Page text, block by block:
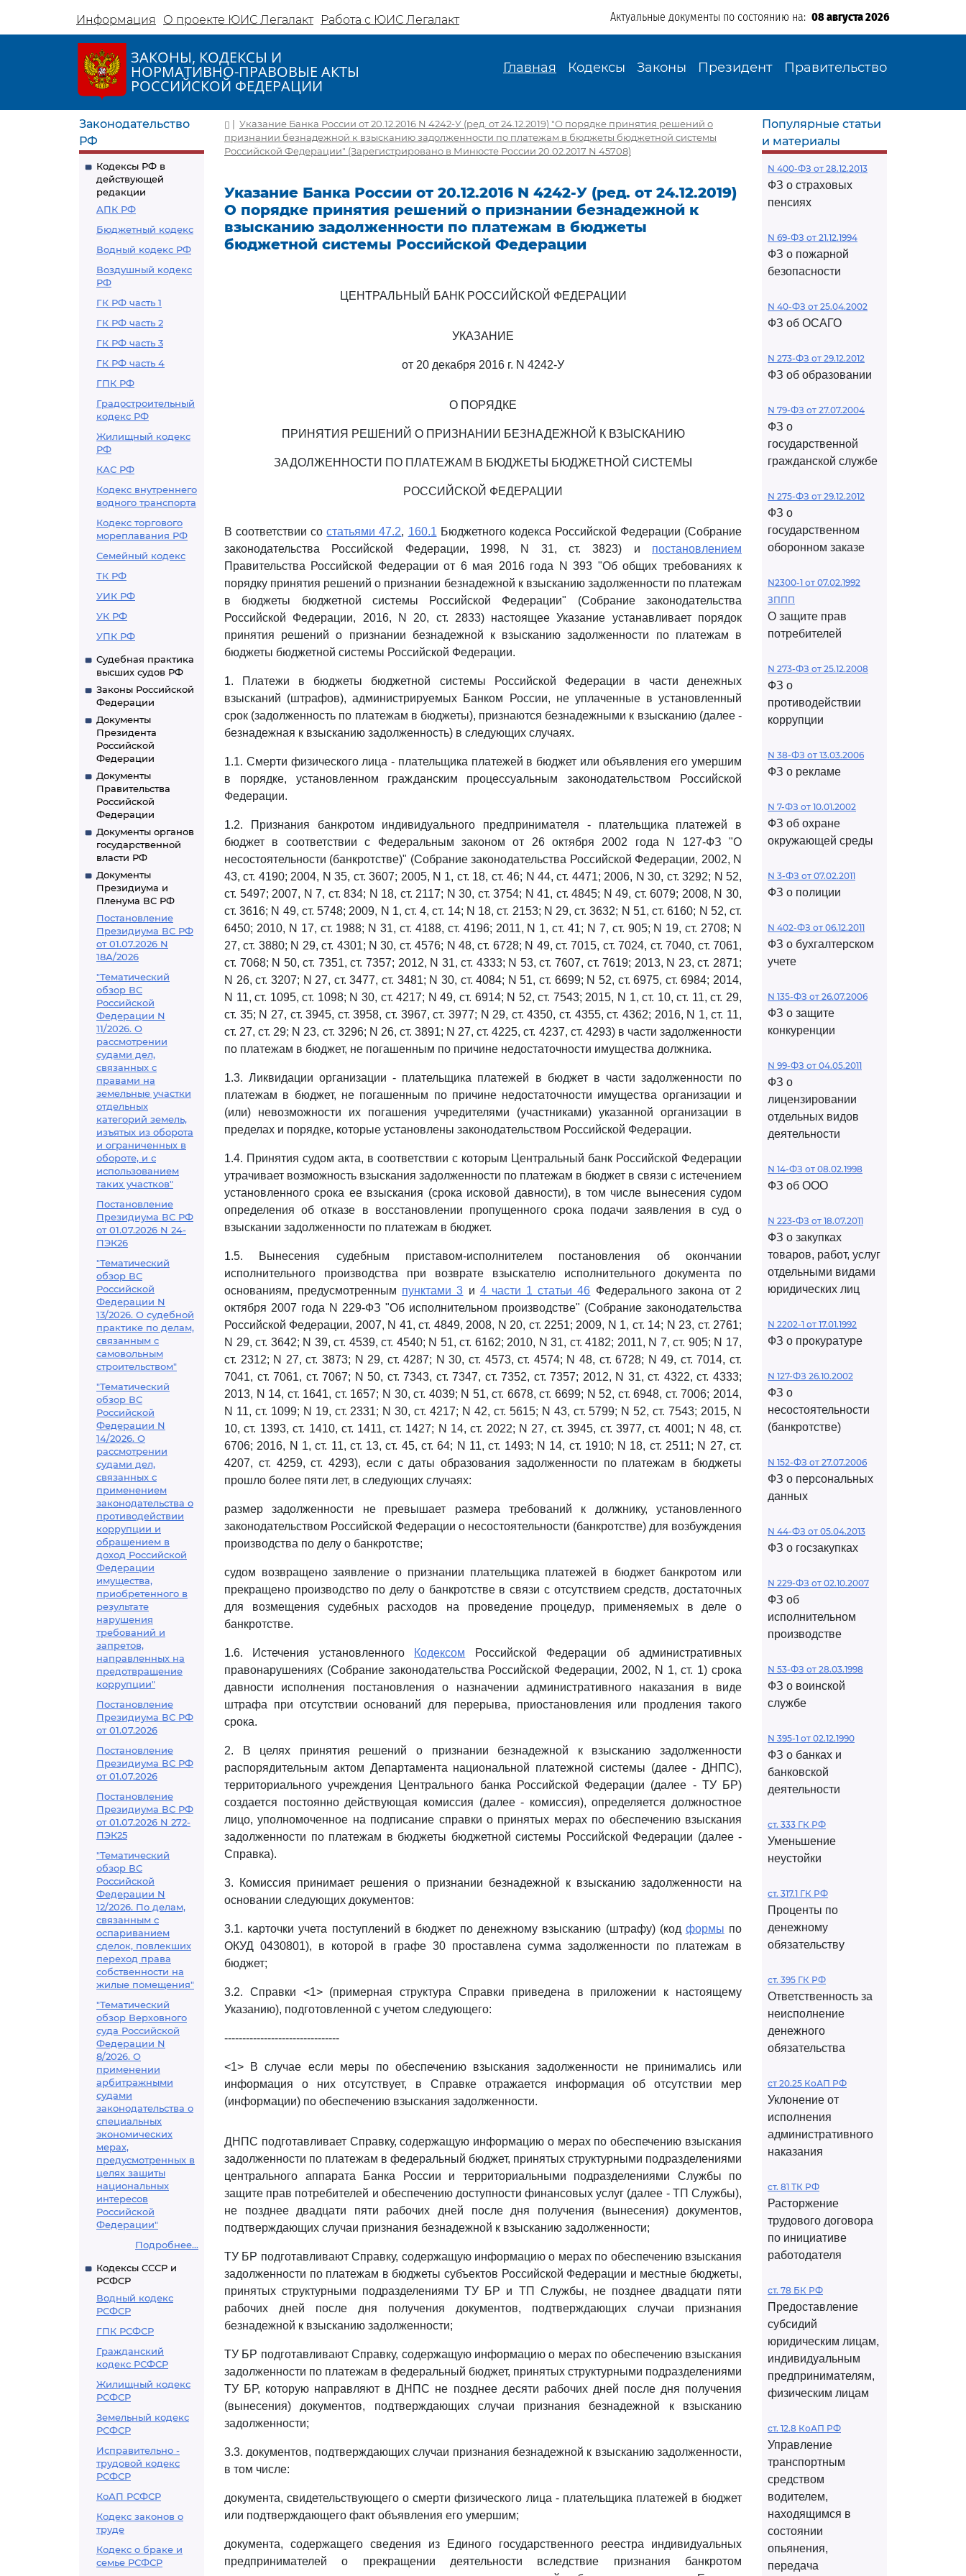
Информация О проекте ЮИС Легалакт Работа с ЮИС Легалакт Актуальные документы по состоянию на: 08 августа 2026
ЗАКОНЫ, КОДЕКСЫ И
НОРМАТИВНО-ПРАВОВЫЕ АКТЫ
РОССИЙСКОЙ ФЕДЕРАЦИИ
Главная Кодексы Законы Президент Правительство
Законодательство
РФ
Кодексы РФ в
действующей
редакции
АПК РФ
Бюджетный кодекс
Водный кодекс РФ
Воздушный кодекс
РФ
ГК РФ часть 1
ГК РФ часть 2
ГК РФ часть 3
ГК РФ часть 4
ГПК РФ
Градостроительный
кодекс РФ
Жилищный кодекс
РФ
КАС РФ
Кодекс внутреннего
водного транспорта
Кодекс торгового
мореплавания РФ
Семейный кодекс
ТК РФ
УИК РФ
УК РФ
УПК РФ
Судебная практика
высших судов РФ
Законы Российской
Федерации
Документы
Президента
Российской
Федерации
Документы
Правительства
Российской
Федерации
Документы органов
государственной
власти РФ
Документы
Президиума и
Пленума ВС РФ
Постановление
Президиума ВС РФ
от 01.07.2026 N
18А/2026
"Тематический
обзор ВС
Российской
Федерации N
11/2026. О
рассмотрении
судами дел,
связанных с
правами на
земельные участки
отдельных
категорий земель,
изъятых из оборота
и ограниченных в
обороте, и с
использованием
таких участков"
Постановление
Президиума ВС РФ
от 01.07.2026 N 24-
ПЭК26
"Тематический
обзор ВС
Российской
Федерации N
13/2026. О судебной
практике по делам,
связанным с
самовольным
строительством"
"Тематический
обзор ВС
Российской
Федерации N
14/2026. О
рассмотрении
судами дел,
связанных с
применением
законодательства о
противодействии
коррупции и
обращением в
доход Российской
Федерации
имущества,
приобретенного в
результате
нарушения
требований и
запретов,
направленных на
предотвращение
коррупции"
Постановление
Президиума ВС РФ
от 01.07.2026
Постановление
Президиума ВС РФ
от 01.07.2026
Постановление
Президиума ВС РФ
от 01.07.2026 N 272-
ПЭК25
"Тематический
обзор ВС
Российской
Федерации N
12/2026. По делам,
связанным с
оспариванием
сделок, повлекших
переход права
собственности на
жилые помещения"
"Тематический
обзор Верховного
суда Российской
Федерации N
8/2026. О
применении
арбитражными
судами
законодательства о
специальных
экономических
мерах,
предусмотренных в
целях защиты
национальных
интересов
Российской
Федерации"
Подробнее...
Кодексы СССР и
РСФСР
Водный кодекс
РСФСР
ГПК РСФСР
Гражданский
кодекс РСФСР
Жилищный кодекс
РСФСР
Земельный кодекс
РСФСР
Исправительно -
трудовой кодекс
РСФСР
КоАП РСФСР
Кодекс законов о
труде
Кодекс о браке и
семье РСФСР
| Указание Банка России от 20.12.2016 N 4242-У (ред. от 24.12.2019) "О порядке принятия решений о
признании безнадежной к взысканию задолженности по платежам в бюджеты бюджетной системы
Российской Федерации" (Зарегистрировано в Минюсте России 20.02.2017 N 45708)
Указание Банка России от 20.12.2016 N 4242-У (ред. от 24.12.2019)
О порядке принятия решений о признании безнадежной к
взысканию задолженности по платежам в бюджеты
бюджетной системы Российской Федерации
ЦЕНТРАЛЬНЫЙ БАНК РОССИЙСКОЙ ФЕДЕРАЦИИ
УКАЗАНИЕ
от 20 декабря 2016 г. N 4242-У
О ПОРЯДКЕ
ПРИНЯТИЯ РЕШЕНИЙ О ПРИЗНАНИИ БЕЗНАДЕЖНОЙ К ВЗЫСКАНИЮ
ЗАДОЛЖЕННОСТИ ПО ПЛАТЕЖАМ В БЮДЖЕТЫ БЮДЖЕТНОЙ СИСТЕМЫ
РОССИЙСКОЙ ФЕДЕРАЦИИ
В соответствии состатьями 47.2, 160.1 Бюджетного кодекса Российской Федерации (Собрание
законодательства Российской Федерации, 1998, N 31, ст. 3823) и постановлением
Правительства Российской Федерации от 6 мая 2016 года N 393 "Об общих требованиях к
порядку принятия решений о признании безнадежной к взысканию задолженности по платежам
в бюджеты бюджетной системы Российской Федерации" (Собрание законодательства
Российской Федерации, 2016, N 20, ст. 2833) настоящее Указание устанавливает порядок
принятия решений о признании безнадежной к взысканию задолженности по платежам в
бюджеты бюджетной системы Российской Федерации.
1. Платежи в бюджеты бюджетной системы Российской Федерации в части денежных
взысканий (штрафов), администрируемых Банком России, не уплаченные в установленный
срок (задолженность по платежам в бюджеты), признаются безнадежными к взысканию (далее -
безнадежная к взысканию задолженность) в следующих случаях.
1.1. Смерти физического лица - плательщика платежей в бюджет или объявления его умершим
в порядке, установленном гражданским процессуальным законодательством Российской
Федерации.
1.2. Признания банкротом индивидуального предпринимателя - плательщика платежей в
бюджет в соответствии с Федеральным законом от 26 октября 2002 года N 127-ФЗ "О
несостоятельности (банкротстве)" (Собрание законодательства Российской Федерации, 2002, N
43, ст. 4190; 2004, N 35, ст. 3607; 2005, N 1, ст. 18, ст. 46; N 44, ст. 4471; 2006, N 30, ст. 3292; N 52,
ст. 5497; 2007, N 7, ст. 834; N 18, ст. 2117; N 30, ст. 3754; N 41, ст. 4845; N 49, ст. 6079; 2008, N 30,
ст. 3616; N 49, ст. 5748; 2009, N 1, ст. 4, ст. 14; N 18, ст. 2153; N 29, ст. 3632; N 51, ст. 6160; N 52, ст.
6450; 2010, N 17, ст. 1988; N 31, ст. 4188, ст. 4196; 2011, N 1, ст. 41; N 7, ст. 905; N 19, ст. 2708; N
27, ст. 3880; N 29, ст. 4301; N 30, ст. 4576; N 48, ст. 6728; N 49, ст. 7015, ст. 7024, ст. 7040, ст. 7061,
ст. 7068; N 50, ст. 7351, ст. 7357; 2012, N 31, ст. 4333; N 53, ст. 7607, ст. 7619; 2013, N 23, ст. 2871;
N 26, ст. 3207; N 27, ст. 3477, ст. 3481; N 30, ст. 4084; N 51, ст. 6699; N 52, ст. 6975, ст. 6984; 2014,
N 11, ст. 1095, ст. 1098; N 30, ст. 4217; N 49, ст. 6914; N 52, ст. 7543; 2015, N 1, ст. 10, ст. 11, ст. 29,
ст. 35; N 27, ст. 3945, ст. 3958, ст. 3967, ст. 3977; N 29, ст. 4350, ст. 4355, ст. 4362; 2016, N 1, ст. 11,
ст. 27, ст. 29; N 23, ст. 3296; N 26, ст. 3891; N 27, ст. 4225, ст. 4237, ст. 4293) в части задолженности
по платежам в бюджет, не погашенным по причине недостаточности имущества должника.
1.3. Ликвидации организации - плательщика платежей в бюджет в части задолженности по
платежам в бюджет, не погашенным по причине недостаточности имущества организации и
(или) невозможности их погашения учредителями (участниками) указанной организации в
пределах и порядке, которые установлены законодательством Российской Федерации.
1.4. Принятия судом акта, в соответствии с которым Центральный банк Российской Федерации
утрачивает возможность взыскания задолженности по платежам в бюджет в связи с истечением
установленного срока ее взыскания (срока исковой давности), в том числе вынесения судом
определения об отказе в восстановлении пропущенного срока подачи заявления в суд о
взыскании задолженности по платежам в бюджет.
1.5. Вынесения судебным приставом-исполнителем постановления об окончании
исполнительного производства при возврате взыскателю исполнительного документа по
основаниям, предусмотренным пунктами 3 и 4 части 1 статьи 46 Федерального закона от 2
октября 2007 года N 229-ФЗ "Об исполнительном производстве" (Собрание законодательства
Российской Федерации, 2007, N 41, ст. 4849, 2008, N 20, ст. 2251; 2009, N 1, ст. 14; N 23, ст. 2761;
N 29, ст. 3642; N 39, ст. 4539, ст. 4540; N 51, ст. 6162; 2010, N 31, ст. 4182; 2011, N 7, ст. 905; N 17,
ст. 2312; N 27, ст. 3873; N 29, ст. 4287; N 30, ст. 4573, ст. 4574; N 48, ст. 6728; N 49, ст. 7014, ст.
7041, ст. 7061, ст. 7067; N 50, ст. 7343, ст. 7347, ст. 7352, ст. 7357; 2012, N 31, ст. 4322, ст. 4333;
2013, N 14, ст. 1641, ст. 1657; N 30, ст. 4039; N 51, ст. 6678, ст. 6699; N 52, ст. 6948, ст. 7006; 2014,
N 11, ст. 1099; N 19, ст. 2331; N 30, ст. 4217; N 42, ст. 5615; N 43, ст. 5799; N 52, ст. 7543; 2015, N
10, ст. 1393, ст. 1410, ст. 1411, ст. 1427; N 14, ст. 2022; N 27, ст. 3945, ст. 3977, ст. 4001; N 48, ст.
6706; 2016, N 1, ст. 11, ст. 13, ст. 45, ст. 64; N 11, ст. 1493; N 14, ст. 1910; N 18, ст. 2511; N 27, ст.
4207, ст. 4259, ст. 4293), если с даты образования задолженности по платежам в бюджеты
прошло более пяти лет, в следующих случаях:
размер задолженности не превышает размера требований к должнику, установленного
законодательством Российской Федерации о несостоятельности (банкротстве) для возбуждения
производства по делу о банкротстве;
судом возвращено заявление о признании плательщика платежей в бюджет банкротом или
прекращено производство по делу о банкротстве в связи с отсутствием средств, достаточных
для возмещения судебных расходов на проведение процедур, применяемых в деле о
банкротстве.
1.6. Истечения установленного Кодексом Российской Федерации об административных
правонарушениях (Собрание законодательства Российской Федерации, 2002, N 1, ст. 1) срока
давности исполнения постановления о назначении административного наказания в виде
штрафа при отсутствии оснований для перерыва, приостановления или продления такого
срока.
2. В целях принятия решений о признании безнадежной к взысканию задолженности
распорядительным актом Департамента национальной платежной системы (далее - ДНПС),
территориального учреждения Центрального банка Российской Федерации (далее - ТУ БР)
создается постоянно действующая комиссия (далее - комиссия), определяется должностное
лицо, уполномоченное на подписание справки о принятых мерах по обеспечению взыскания
задолженности по платежам в бюджеты бюджетной системы Российской Федерации (далее -
Справка).
3. Комиссия принимает решения о признании безнадежной к взысканию задолженности на
основании следующих документов:
3.1. карточки учета поступлений в бюджет по денежному взысканию (штрафу) (код формы по
ОКУД 0430801), в которой в графе 30 проставлена сумма задолженности по платежам в
бюджет;
3.2. Справки <1> (примерная структура Справки приведена в приложении к настоящему
Указанию), подготовленной с учетом следующего:
--------------------------------
<1> В случае если меры по обеспечению взыскания задолженности не принимались или
информация о них отсутствует, в Справке отражается информация об отсутствии мер
(информации) по обеспечению взыскания задолженности.
ДНПС подготавливает Справку, содержащую информацию о мерах по обеспечению взыскания
задолженности по платежам в федеральный бюджет, принятых структурными подразделениями
центрального аппарата Банка России и территориальными подразделениями Службы по
защите прав потребителей и обеспечению доступности финансовых услуг (далее - ТП Службы),
не позднее двадцати пяти рабочих дней после дня получения (вынесения) документов,
подтверждающих случаи признания безнадежной к взысканию задолженности;
ТУ БР подготавливают Справку, содержащую информацию о мерах по обеспечению взыскания
задолженности по платежам в бюджеты субъектов Российской Федерации и местные бюджеты,
принятых структурными подразделениями ТУ БР и ТП Службы, не позднее двадцати пяти
рабочих дней после дня получения документов, подтверждающих случаи признания
безнадежной к взысканию задолженности;
ТУ БР подготавливают Справку, содержащую информацию о мерах по обеспечению взыскания
задолженности по платежам в федеральный бюджет, принятых структурными подразделениями
ТУ БР, которую направляют в ДНПС не позднее десяти рабочих дней после дня получения
(вынесения) документов, подтверждающих случаи признания безнадежной к взысканию
задолженности;
3.3. документов, подтверждающих случаи признания безнадежной к взысканию задолженности,
в том числе:
документа, свидетельствующего о смерти физического лица - плательщика платежей в бюджет
или подтверждающего факт объявления его умершим;
документа, содержащего сведения из Единого государственного реестра индивидуальных
предпринимателей о прекращении деятельности вследствие признания банкротом
Популярные статьи
и материалы
N 400-ФЗ от 28.12.2013
ФЗ о страховых
пенсиях
N 69-ФЗ от 21.12.1994
ФЗ о пожарной
безопасности
N 40-ФЗ от 25.04.2002
ФЗ об ОСАГО
N 273-ФЗ от 29.12.2012
ФЗ об образовании
N 79-ФЗ от 27.07.2004
ФЗ о
государственной
гражданской службе
N 275-ФЗ от 29.12.2012
ФЗ о
государственном
оборонном заказе
N2300-1 от 07.02.1992
ЗППП
О защите прав
потребителей
N 273-ФЗ от 25.12.2008
ФЗ о
противодействии
коррупции
N 38-ФЗ от 13.03.2006
ФЗ о рекламе
N 7-ФЗ от 10.01.2002
ФЗ об охране
окружающей среды
N 3-ФЗ от 07.02.2011
ФЗ о полиции
N 402-ФЗ от 06.12.2011
ФЗ о бухгалтерском
учете
N 135-ФЗ от 26.07.2006
ФЗ о защите
конкуренции
N 99-ФЗ от 04.05.2011
ФЗ о
лицензировании
отдельных видов
деятельности
N 14-ФЗ от 08.02.1998
ФЗ об ООО
N 223-ФЗ от 18.07.2011
ФЗ о закупках
товаров, работ, услуг
отдельными видами
юридических лиц
N 2202-1 от 17.01.1992
ФЗ о прокуратуре
N 127-ФЗ 26.10.2002
ФЗ о
несостоятельности
(банкротстве)
N 152-ФЗ от 27.07.2006
ФЗ о персональных
данных
N 44-ФЗ от 05.04.2013
ФЗ о госзакупках
N 229-ФЗ от 02.10.2007
ФЗ об
исполнительном
производстве
N 53-ФЗ от 28.03.1998
ФЗ о воинской
службе
N 395-1 от 02.12.1990
ФЗ о банках и
банковской
деятельности
ст. 333 ГК РФ
Уменьшение
неустойки
ст. 317.1 ГК РФ
Проценты по
денежному
обязательству
ст. 395 ГК РФ
Ответственность за
неисполнение
денежного
обязательства
ст 20.25 КоАП РФ
Уклонение от
исполнения
административного
наказания
ст. 81 ТК РФ
Расторжение
трудового договора
по инициативе
работодателя
ст. 78 БК РФ
Предоставление
субсидий
юридическим лицам,
индивидуальным
предпринимателям,
физическим лицам
ст. 12.8 КоАП РФ
Управление
транспортным
средством
водителем,
находящимся в
состоянии
опьянения,
передача